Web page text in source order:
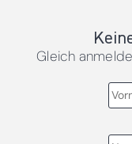
Gleich